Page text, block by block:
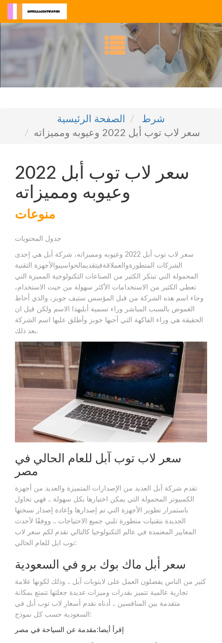
الصفحة الرئيسية
شرط
سعر لاب توب أبل 2022 وعيوبه ومميزاته
سعر لاب توب أبل 2022
وعيوبه ومميزاته
منوعات
جدول المحتويات
سعر لاب توب أبل 2022 وعيوبه ومميزاته، شركة أبل هي إحدى
الشركات المتطورةوالعملاقةفيتقديمالحواسيبوالأجهزة التقنية
المحمولة التي تبتكر الكثير من الصناعات التكنولوجية المميزة التي
تعطي الكثير من الاستخدامات الأكثر سهولة من حيث الاستخدام،
وجاء اسم هذه الشركة من قبل المؤسس ستيف جوبز، والذي أحاط
الغموض بالسبب المباشر وراء تسمية أبلبهذا الاسم ولكن قيل ان
الحقيقة هي وراء الفاكهة التي أحبها جوبز وأطلق عليها اسم الشركة
بعد ذلك.
سعر لاب توب آبل للعام الحالي في
مصر
تقدم شركة آبل العديد من الإصدارات المتميزة والعديد من أجهزة
الكمبيوتر المحمولة التي يمكن اختيارها بكل سهولة .. فهي تحاول
باستمرار تطوير الأجهزة التي تم إصدارها وإعادة إصدار نسختها
الجديدة بتقنيات متطورة تلبي جميع الاحتياجات .. ووفقًا لأحدث
المعايير المعتمدة في عالم التكنولوجيا كالتالي نقدم لكم سعر لاب
توب ابل للعام الحالي:
سعر أبل ماك بوك برو في السعودية
كثير من الناس يفضلون العمل على لابتوبات آبل .. وذلك لكونها علامة
تجارية عالمية تتميز بقدرات وميزات عديدة جعلتها تتمتع بمكانة
متقدمة بين المنافسين .. أدناه نقدم أسعار لاب توب أبل في
السعودية حسب كل نموذج:
إقرأ أيضا:مقدمة عن السياحة في مصر